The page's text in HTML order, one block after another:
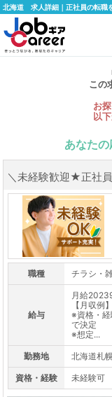
北海道 求人詳細｜正社員の転職
この
お
以
あなた
＼未経験歓迎★正社
職種 チラシ・
給与
月給
【月収例
※資格・
で決定
※想定...
勤務地 北海道札
資格・経験 未経験可